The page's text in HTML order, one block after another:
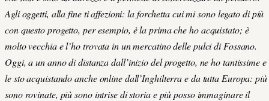
Agli oggetti, alla fine ti affezioni: la forchetta cui mi sono legato di più
con questo progetto, per esempio, è la prima che ho acquistato; è
molto vecchia e l’ho trovata in un mercatino delle pulci di Fossano.
Oggi, a un anno di distanza dall’inizio del progetto, ne ho tantissime e
le sto acquistando anche online dall’Inghilterra e da tutta Europa: più
sono rovinate, più sono intrise di storia e più posso immaginare il